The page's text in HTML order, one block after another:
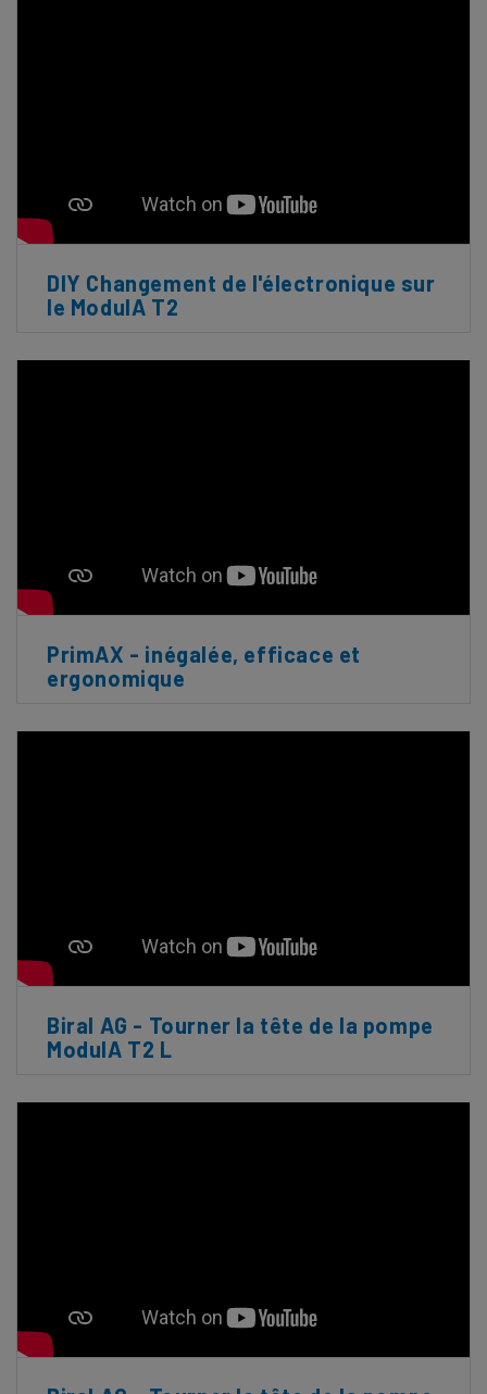
DIY Changement de l'électronique sur
le ModulA T2
PrimAX - inégalée, efficace et
ergonomique
Biral AG - Tourner la tête de la pompe
ModulA T2 L